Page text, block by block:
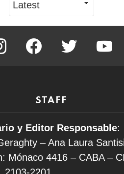
instagram facebook twitter
STAFF
y Editor Responsable:
– Ana Laura
Mónaco 4416 – CABA –